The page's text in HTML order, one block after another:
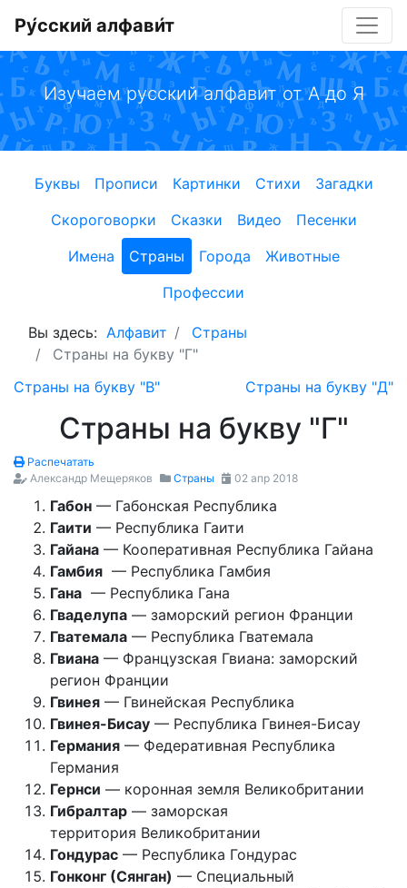
Ру́сский алфави́т
Изучаем русский алфавит от А до Я
Буквы Прописи Картинки Стихи
Загадки
Скороговорки
Сказки Видео
Песенки
Имена
Страны Города
Животные
Профессии
Вы здесь: Алфавит
Страны
Страны на букву "Г"
Страны на букву "В"
Страны на букву "Д"
Страны на букву "Г"
Распечатать
Александр Мещеряков
Страны 02 апр 2018
Габон — Габонская Республика
Гаити — Республика Гаити
Гайана — Кооперативная Республика Гайана
Гамбия — Республика Гамбия
Гана — Республика Гана
Гваделупа — заморский регион Франции
Гватемала — Республика Гватемала
Гвиана — Французская Гвиана: заморский
регион Франции
Гвинея — Гвинейская Республика
Гвинея-Бисау — Республика Гвинея-Бисау
Германия — Федеративная Республика
Германия
Гернси — коронная земля Великобритании
Гибралтар — заморская
территория Великобритании
Гондурас — Республика Гондурас
Гонконг (Сянган) — Специальный